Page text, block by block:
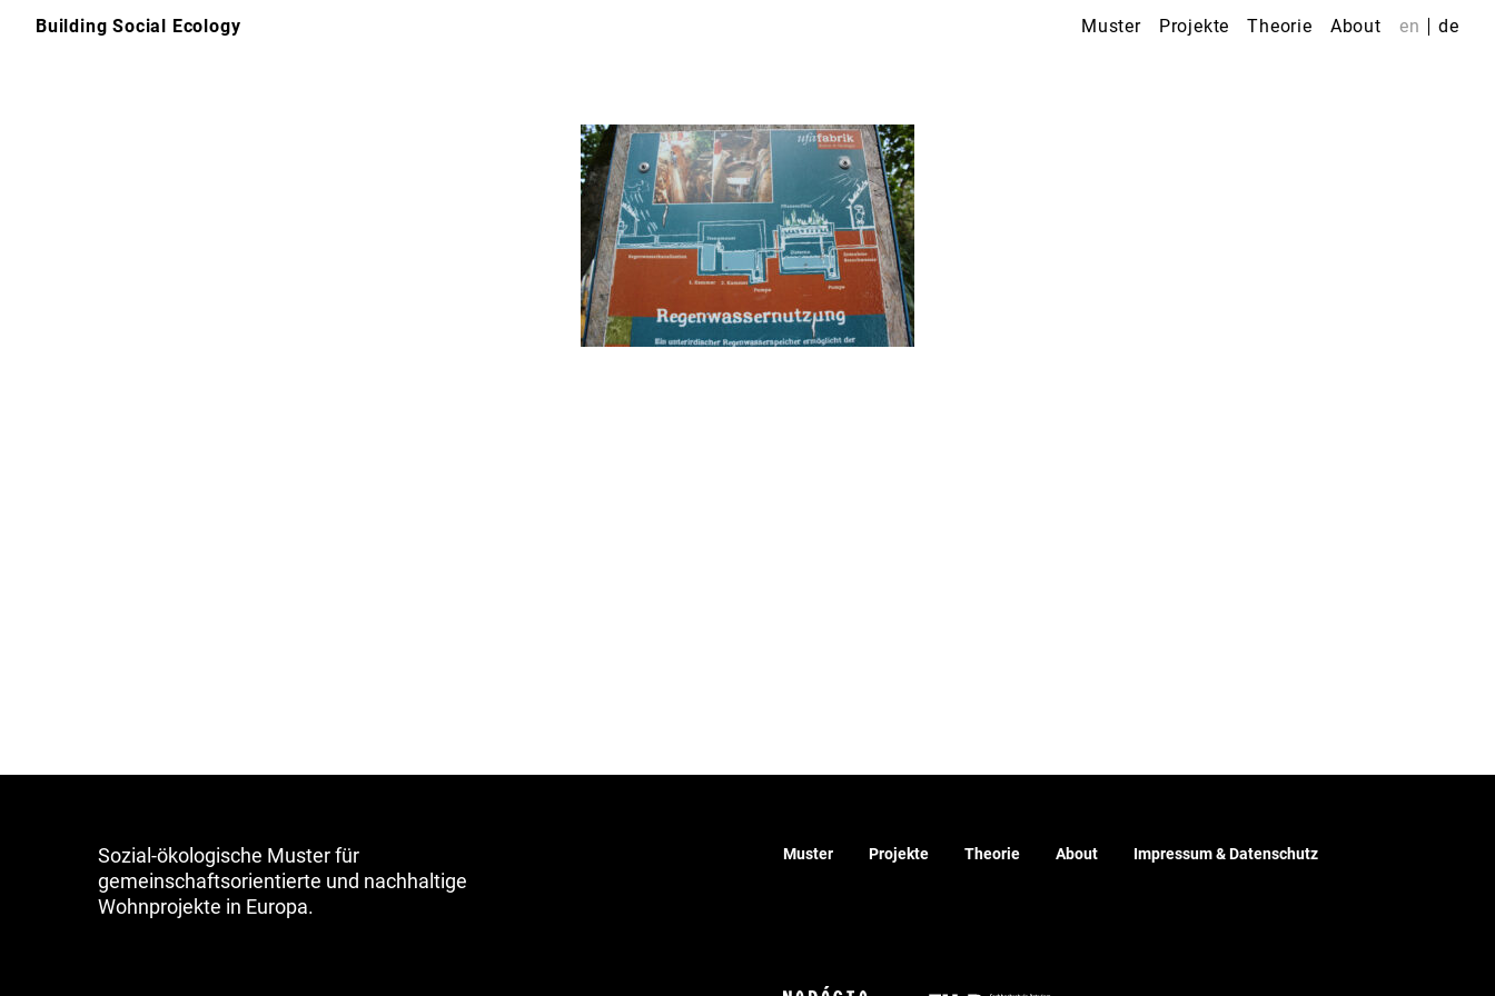
Building Social Ecology Muster Projekte Theorie About en de
Muster Projekte Theorie About Impressum & Datenschutz
Sozial-ökologische Muster für
gemeinschaftsorientierte und nachhaltige
Wohnprojekte in Europa.